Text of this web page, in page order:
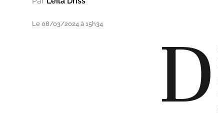
Le 08/03/2024 à 15h34 D